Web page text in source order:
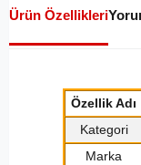
Ürün Özellikleri
Özellik Adı
Kategori
Marka